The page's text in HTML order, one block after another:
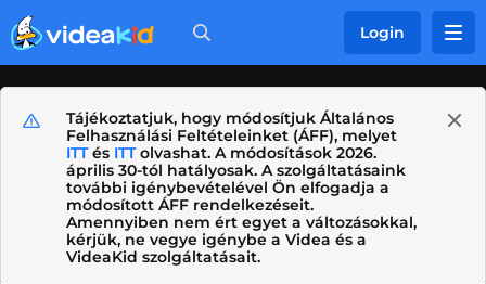
Login
Tájékoztatjuk, hogy módosítjuk Általános
Felhasználási Feltételeinket (ÁFF), melyet
ITTés ITTolvashat. A módosítások 2026.
április 30-tól hatályosak. A szolgáltatásaink
további igénybevételével Ön elfogadja a
módosított ÁFF rendelkezéseit.
Amennyiben nem ért egyet a változásokkal,
kérjük, ne vegye igénybe a Videa és a
VideaKid szolgáltatásait.